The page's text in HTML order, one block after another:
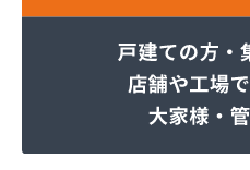
株式会社フモト商会
株式会社愛媛ガスセンター
株式会社柿原石油
株式会社丸源ガス
株式会社寺田商店